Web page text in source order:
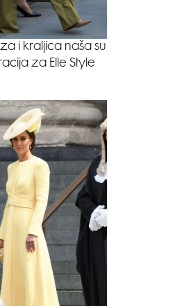
i kraljica naša su
za Elle Style